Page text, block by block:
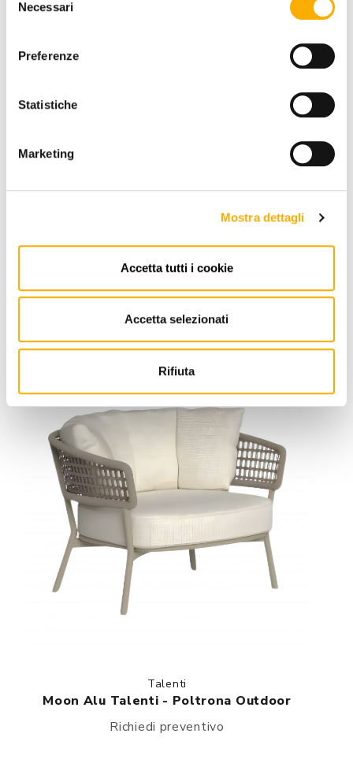
delNecessari
Preferenze
Statistiche
Marketing
Mostra dettagli
Accetta tutti i cookie
Accetta selezionati
Rifiuta
Talenti
Sedia Moon/Alu Talenti - Pronta Consegna
A partire da € 396,50€ 610,00
Talenti
Moon Alu Talenti - Poltrona Outdoor
Richiedi preventivo